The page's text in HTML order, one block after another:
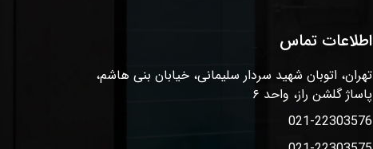
اطلاعات تماس
تهران، اتوبان شهید سردار سلیمانی، خیابان بنی هاشم،
پاساژ گلشن راز، واحد ۶
021-22303576